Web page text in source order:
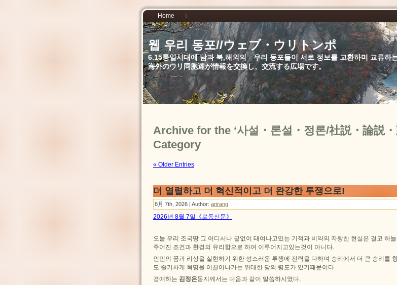
Home
웹 우리 동포//ウェブ・ウリトンポ
6.15통일시대에 남과 북,해외의 우리 동포들이 서로 정보를 교환하며 교류하
海外のウリ同胞達が情報を交換し、交流する広場です。
Archive for the ‘사설・론설・정론/社説・論説・
Category
« Older Entries
더 열렬하고 더 혁신적이고 더 완강한 투쟁으로!
8月 7th, 2026 | Author: arirang
2026년 8월 7일《로동신문》
오늘 우리 조국땅 그 어디서나 끝없이 태여나고있는 기적과 비약의 자랑찬 현실은 결코 하
주어진 조건과 환경의 유리함으로 하여 이루어지고있는것이 아니다.
인민의 꿈과 리상을 실현하기 위한 성스러운 투쟁에 전력을 다하며 승리에서 더 큰 승리를
도 줄기차게 혁명을 이끌어나가는 위대한 당의 령도가 있기때문이다.
경애하는 김정은동지께서는 다음과 같이 말씀하시였다.